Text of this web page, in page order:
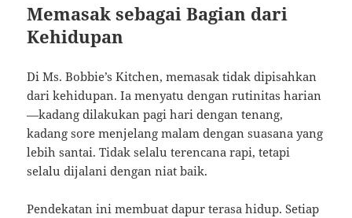
Memasak sebagai Bagian dari
Kehidupan
Di Ms. Bobbie’s Kitchen, memasak tidak dipisahkan
dari kehidupan. Ia menyatu dengan rutinitas harian
—kadang dilakukan pagi hari dengan tenang,
kadang sore menjelang malam dengan suasana yang
lebih santai. Tidak selalu terencana rapi, tetapi
selalu dijalani dengan niat baik.
Pendekatan ini membuat dapur terasa hidup. Setiap